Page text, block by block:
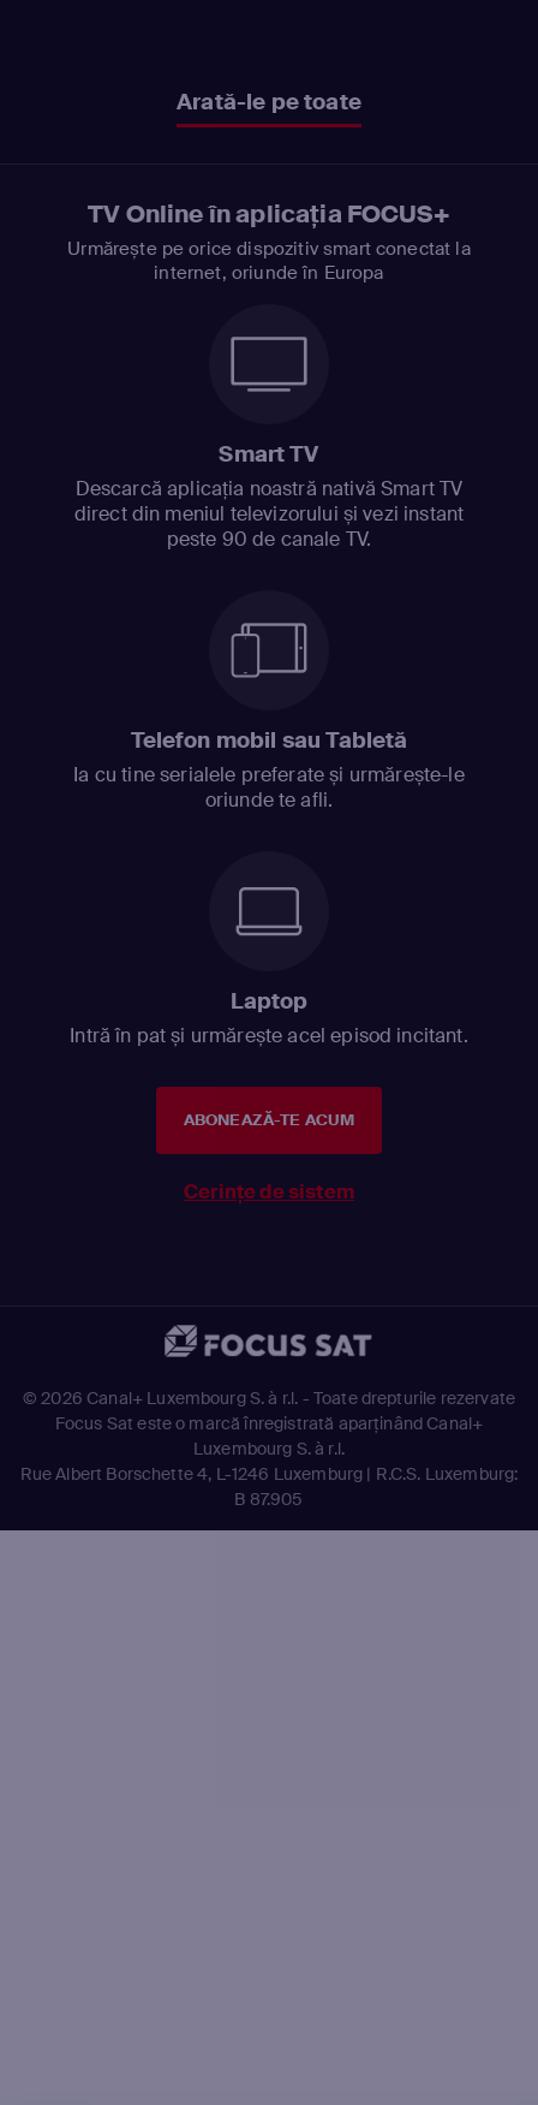
Arată-le pe toate
TV Online în aplicația FOCUS+
Urmărește pe orice dispozitiv smart conectat la
internet, oriunde în Europa
Smart TV
Descarcă aplicația noastră nativă Smart TV
direct din meniul televizorului și vezi instant
peste 90 de canale TV.
Telefon mobil sau Tabletă
Ia cu tine serialele preferate și urmărește-le
oriunde te afli.
Laptop
Intră în pat și urmărește acel episod incitant.
ABONEAZĂ-TE ACUM
Cerințe de sistem
©2026 Canal+ Luxembourg S. à r.l. - Toate drepturile rezervate
Focus Sat este o marcă înregistrată aparținând Canal+
Luxembourg S. à r.l.
Rue Albert Borschette 4, L-1246 Luxemburg | R.C.S. Luxemburg:
B 87.905